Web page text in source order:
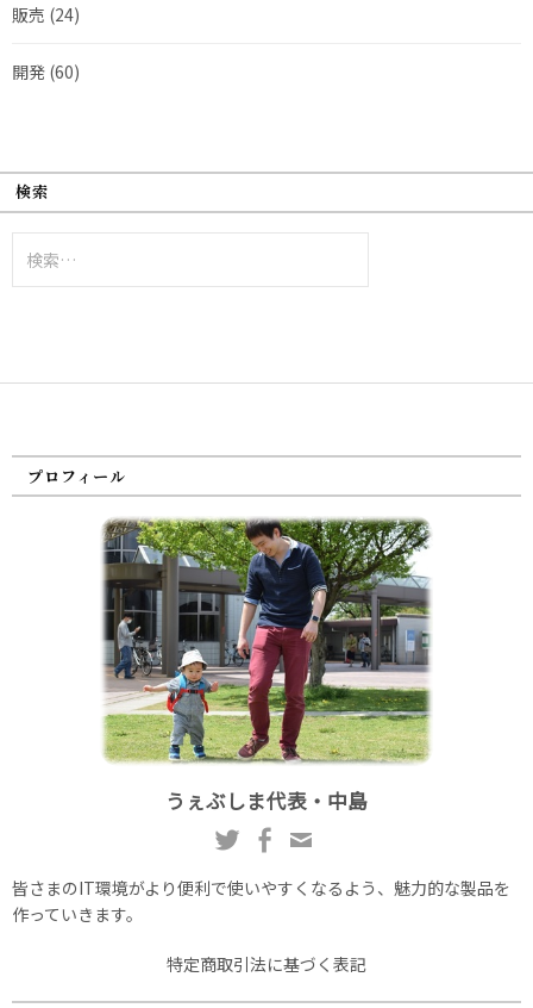
販売 (24)
開発 (60)
検索
索:
プロフィール
うぇぶしま代表・中島
皆さまのIT環境がより便利で使いやすくなるよう、魅力的な製品を
作っていきます。
特定商取引法に基づく表記